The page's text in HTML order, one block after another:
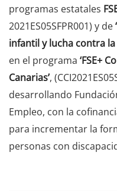
programas estatales
2021ES05SFPR001) y de
infantil y lucha contra la
en el programa ‘FSE+
Canarias’,
desarrollando
Empleo, con la
para incrementar la
personas con